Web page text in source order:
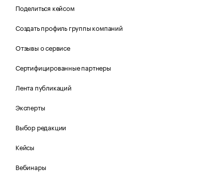
Поделиться кейсом
Создать профиль группы компаний
Отзывы о сервисе
Сертифицированные партнеры
Лента публикаций
Эксперты
Выбор редакции
Кейсы
Вебинары